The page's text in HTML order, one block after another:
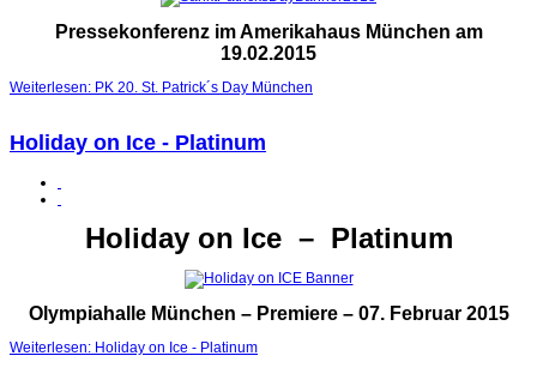
Pressekonferenz im Amerikahaus München am
19.02.2015
Weiterlesen: PK 20. St. Patrick´s Day München
Holiday on Ice - Platinum
Holiday on Ice – Platinum
Olympiahalle München – Premiere – 07. Februar 2015
Weiterlesen: Holiday on Ice - Platinum